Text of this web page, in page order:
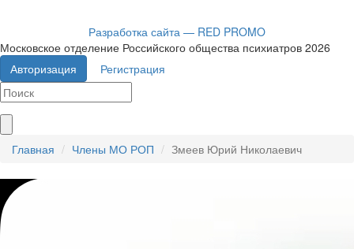
Разработка сайта — RED PROMO
Московское отделение Российского общества психиатров 2026
Авторизация
Регистрация
Главная Члены МО РОП Змеев Юрий Николаевич